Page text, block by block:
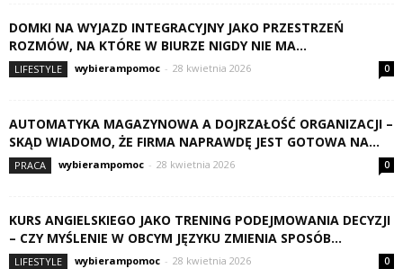
DOMKI NA WYJAZD INTEGRACYJNY JAKO PRZESTRZEŃ
ROZMÓW, NA KTÓRE W BIURZE NIGDY NIE MA...
LIFESTYLE wybierampomoc - 28 kwietnia 2026 0
AUTOMATYKA MAGAZYNOWA A DOJRZAŁOŚĆ ORGANIZACJI –
SKĄD WIADOMO, ŻE FIRMA NAPRAWDĘ JEST GOTOWA NA...
PRACA wybierampomoc - 28 kwietnia 2026 0
KURS ANGIELSKIEGO JAKO TRENING PODEJMOWANIA DECYZJI
– CZY MYŚLENIE W OBCYM JĘZYKU ZMIENIA SPOSÓB...
LIFESTYLE wybierampomoc - 28 kwietnia 2026 0